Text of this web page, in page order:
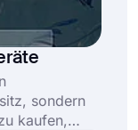
sondern
kaufen,